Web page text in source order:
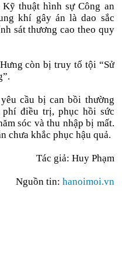
thuật hình sự Công an
khí gây án là dao sắc
sát thương cao theo quy
còn bị truy tố tội “Sử
cầu bị can bồi thường
điều trị, phục hồi sức
sóc và thu nhập bị mất.
chưa khắc phục hậu quả.
Tác giả: Huy Phạm
Nguồn tin: hanoimoi.vn